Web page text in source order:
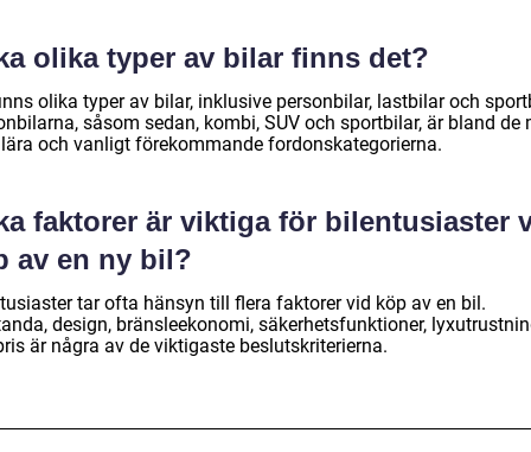
olika typer av bilar finns det?
olika typer av bilar, inklusive personbilar, lastbilar och
såsom sedan, kombi, SUV och sportbilar, är bland de
och vanligt förekommande fordonskategorierna.
faktorer är viktiga för bilentusiaster
av en ny bil?
tar ofta hänsyn till flera faktorer vid köp av en bil.
design, bränsleekonomi, säkerhetsfunktioner,
är några av de viktigaste beslutskriterierna.